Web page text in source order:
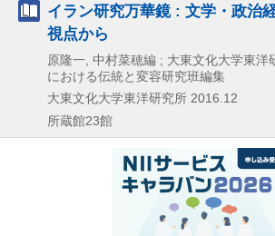
イラン研究万華鏡 : 文学・政治
視点から
原隆一, 中村菜穂編 ; 大東文化大学東洋
における伝統と変容研究班編集
大東文化大学東洋研究所 2016.12
所蔵館23館